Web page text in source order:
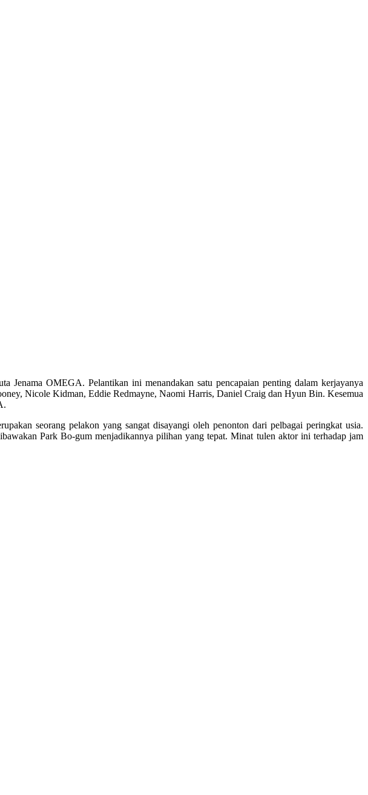
Jenama OMEGA. Pelantikan ini menandakan satu pencapaian penting dalam kerjayanya
Nicole Kidman, Eddie Redmayne, Naomi Harris, Daniel Craig dan Hyun Bin. Kesemua
seorang pelakon yang sangat disayangi oleh penonton dari pelbagai peringkat usia.
Park Bo-gum menjadikannya pilihan yang tepat. Minat tulen aktor ini terhadap jam